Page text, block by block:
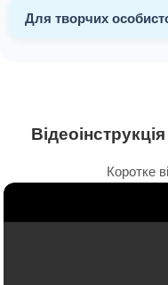
Для творчих
Коротке